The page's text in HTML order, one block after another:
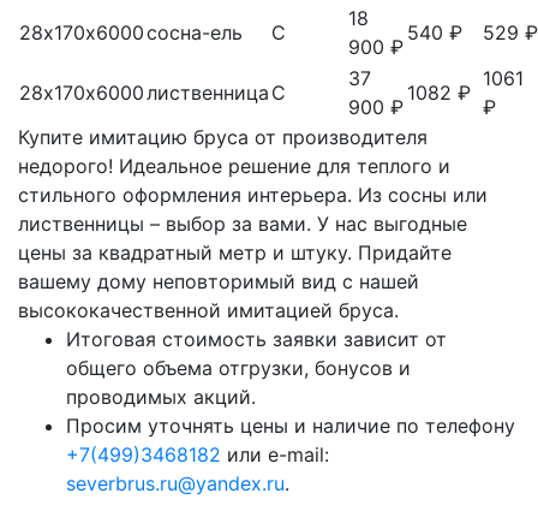
28х170х6000сосна-ель С
18
900 ₽
540 ₽ 529 ₽
28х170х6000лиственница С
37
900 ₽
1082 ₽
1061
₽
Купите имитацию бруса от производителя
недорого! Идеальное решение для теплого и
стильного оформления интерьера. Из сосны или
лиственницы – выбор за вами. У нас выгодные
цены за квадратный метр и штуку. Придайте
вашему дому неповторимый вид с нашей
высококачественной имитацией бруса.
Итоговая стоимость заявки зависит от
общего объема отгрузки, бонусов и
проводимых акций.
Просим уточнять цены и наличие по телефону
+7(499)3468182 или e-mail:
severbrus.ru@yandex.ru.